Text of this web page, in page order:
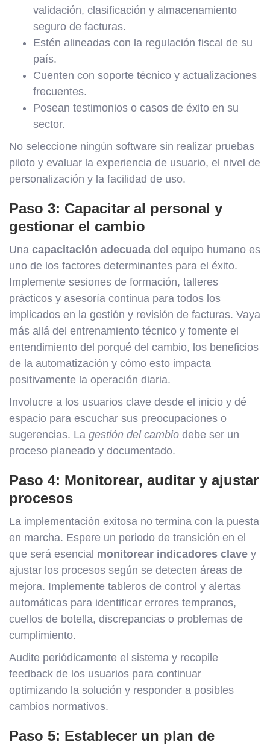
validación, clasificación y almacenamiento
seguro de facturas.
Estén alineadas con la regulación fiscal de su
país.
Cuenten con soporte técnico y actualizaciones
frecuentes.
Posean testimonios o casos de éxito en su
sector.
No seleccione ningún software sin realizar pruebas
piloto y evaluar la experiencia de usuario, el nivel de
personalización y la facilidad de uso.
Paso 3: Capacitar al personal y
gestionar el cambio
Una capacitación adecuada del equipo humano es
uno de los factores determinantes para el éxito.
Implemente sesiones de formación, talleres
prácticos y asesoría continua para todos los
implicados en la gestión y revisión de facturas. Vaya
más allá del entrenamiento técnico y fomente el
entendimiento del porqué del cambio, los beneficios
de la automatización y cómo esto impacta
positivamente la operación diaria.
Involucre a los usuarios clave desde el inicio y dé
espacio para escuchar sus preocupaciones o
sugerencias. La gestión del cambio debe ser un
proceso planeado y documentado.
Paso 4: Monitorear, auditar y ajustar
procesos
La implementación exitosa no termina con la puesta
en marcha. Espere un periodo de transición en el
que será esencial monitorear indicadores clave y
ajustar los procesos según se detecten áreas de
mejora. Implemente tableros de control y alertas
automáticas para identificar errores tempranos,
cuellos de botella, discrepancias o problemas de
cumplimiento.
Audite periódicamente el sistema y recopile
feedback de los usuarios para continuar
optimizando la solución y responder a posibles
cambios normativos.
Paso 5: Establecer un plan de